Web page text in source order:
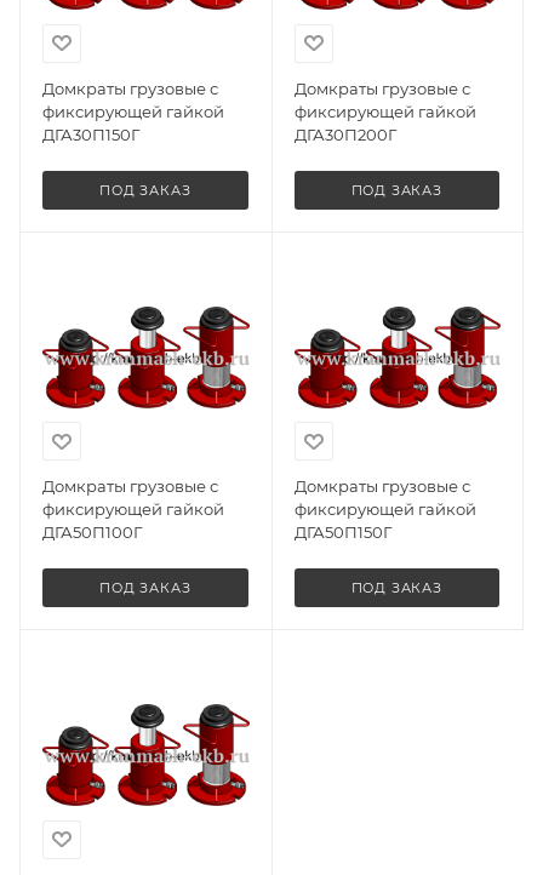
Домкраты грузовые с
фиксирующей гайкой
ДГА30П150Г
ПОД ЗАКАЗ
Домкраты грузовые с
фиксирующей гайкой
ДГА30П200Г
ПОД ЗАКАЗ
Домкраты грузовые с
фиксирующей гайкой
ДГА50П100Г
ПОД ЗАКАЗ
Домкраты грузовые с
фиксирующей гайкой
ДГА50П150Г
ПОД ЗАКАЗ